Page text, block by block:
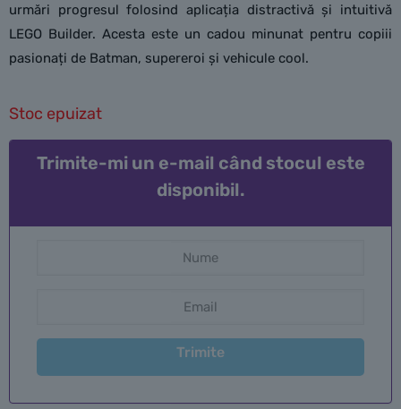
urmări progresul folosind aplicația distractivă și intuitivă
LEGO Builder. Acesta este un cadou minunat pentru copiii
pasionați de Batman, supereroi și vehicule cool.
Stoc epuizat
Trimite-mi un e-mail când stocul este
disponibil.
Trimite